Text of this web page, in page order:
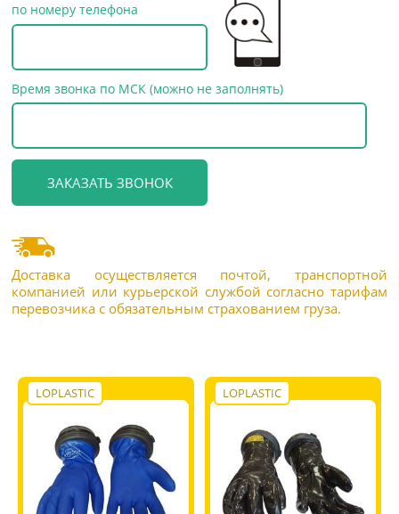
по номеру телефона
Время звонка по МСК (можно не заполнять)
Доставка осуществляется почтой, транспортной
компанией или курьерской службой согласно тарифам
перевозчика с обязательным страхованием груза.
LOPLASTIC LOPLASTIC